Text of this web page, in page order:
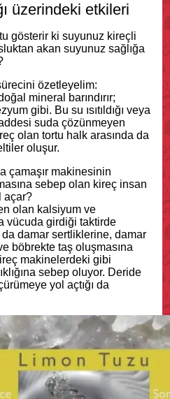
üzerindeki etkileri
gösterir ki suyunuz kireçli
akan suyunuz sağlığa
özetleyelim:
mineral barındırır;
gibi. Bu su ısıtıldığı veya
suda çözünmeyen
olan tortu halk arasında da
oluşur.
çamaşır makinesinin
sebep olan kireç insan
açar?
olan kalsiyum ve
vücuda girdiği taktirde
damar sertliklerine, damar
böbrekte taş oluşmasına
makinelerdeki gibi
sebep oluyor. Deride
yol açtığı da